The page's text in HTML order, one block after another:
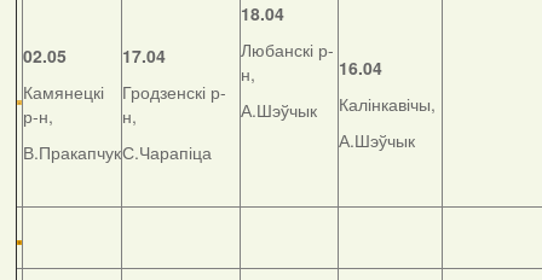
02.05
Камянецкі
р-н,
В.Пракапчук
17.04
Гродзенскі р-
н,
С.Чарапіца
18.04
Любанскі р-
н,
А.Шэўчык
16.04
Калінкавічы,
А.Шэўчык